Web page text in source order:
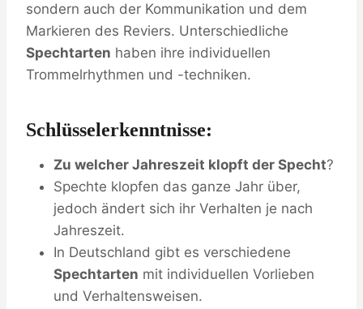
sondern auch der Kommunikation und dem
Markieren des Reviers. Unterschiedliche
Spechtarten haben ihre individuellen
Trommelrhythmen und -techniken.
Schlüsselerkenntnisse:
Zu welcher Jahreszeit klopft der Specht?
Spechte klopfen das ganze Jahr über,
jedoch ändert sich ihr Verhalten je nach
Jahreszeit.
In Deutschland gibt es verschiedene
Spechtarten mit individuellen Vorlieben
und Verhaltensweisen.